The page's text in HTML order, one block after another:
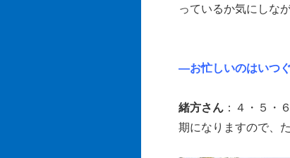
っているか気にしな
―お忙しいのはいつ
緒方さん：４・５・
期になりますので、